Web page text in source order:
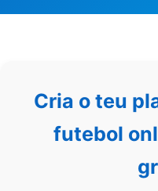
Cria o teu
futebol